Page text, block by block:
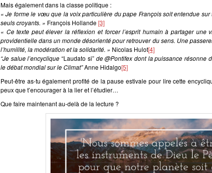
Mais également dans la classe politique :
« Je forme le vœu que la voix particulière du pape François soit entendue
seuls croyants. » François Hollande[3]
« Ce texte peut élever la réflexion et forcer l’esprit humain à partager une
providentielle dans un monde désorienté pour retrouver du sens. Une
l’humilité, la modération et la solidarité. » Nicolas Hulot[4]
“Je salue l’encyclique“Laudato si”de @Pontifex dont la puissance résonne
le débat mondial sur le Climat”Anne Hidalgo[5]
Peut-être as-tu également profité de la pause estivale pour lire cette
peux que t’encourager à la lier et l’étudier…
Que faire maintenant au-delà de la lecture ?